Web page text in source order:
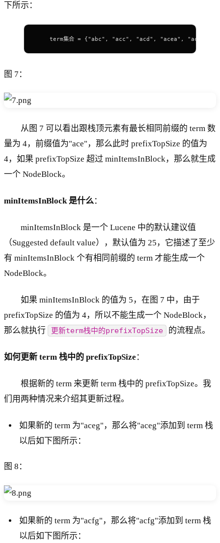
下所示：
    term集合
= {"abc" , "acc" , "acd" , "acea" , "aceb"
图 7：
从图 7 可以看出跟栈顶元素有最长相同前缀的 term 数
量为 4，前缀值为"ace"，那么此时 prefixTopSize 的值为
4，如果 prefixTopSize 超过 minItemsInBlock，那么就生成
一个 NodeBlock。
minItemsInBlock 是什么：
minItemsInBlock 是一个 Lucene 中的默认建议值
（Suggested default value），默认值为 25，它描述了至少
有 minItemsInBlock 个有相同前缀的 term 才能生成一个
NodeBlock。
如果 minItemsInBlock 的值为 5，在图 7 中，由于
prefixTopSize 的值为 4，所以不能生成一个 NodeBlock，
那么就执行
更新term栈中的prefixTopSize 的流程点。
如何更新 term 栈中的 prefixTopSize ：
根据新的 term 来更新 term 栈中的 prefixTopSize。我
们用两种情况来介绍其更新过程。
如果新的 term 为"aceg"，那么将"aceg"添加到 term 栈
以后如下图所示：
图 8：
如果新的 term 为"acfg"，那么将"acfg"添加到 term 栈
以后如下图所示：